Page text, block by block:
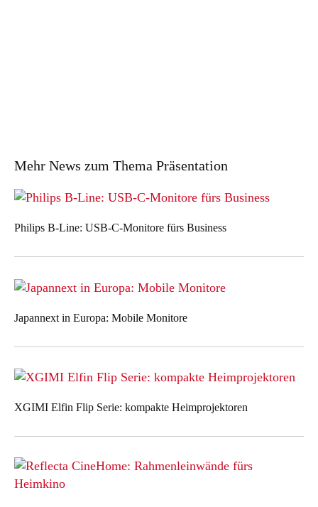
Mehr News zum Thema Präsentation
Philips B-Line: USB-C-Monitore fürs Business
Japannext in Europa: Mobile Monitore
XGIMI Elfin Flip Serie: kompakte Heimprojektoren